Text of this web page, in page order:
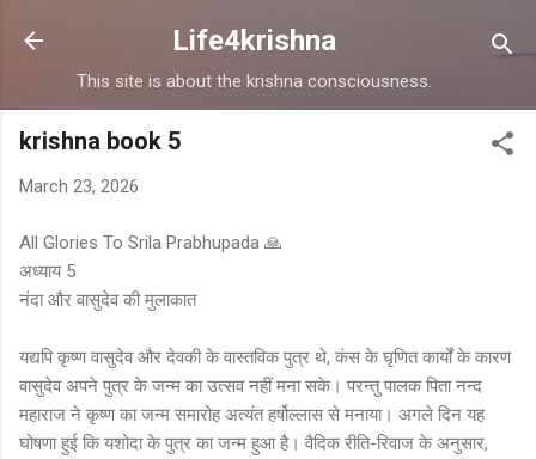
Skip to main content
Life4krishna
This site is about the krishna consciousness.
krishna book 5
March 23, 2026
All Glories To Srila Prabhupada 🙏
अध्याय 5
नंदा और वासुदेव की मुलाकात
यद्यपि कृष्ण वासुदेव और देवकी के वास्तविक पुत्र थे, कंस के घृणित कार्यों के कारण
वासुदेव अपने पुत्र के जन्म का उत्सव नहीं मना सके। परन्तु पालक पिता नन्द
महाराज ने कृष्ण का जन्म समारोह अत्यंत हर्षोल्लास से मनाया। अगले दिन यह
घोषणा हुई कि यशोदा के पुत्र का जन्म हुआ है। वैदिक रीति-रिवाज के अनुसार,